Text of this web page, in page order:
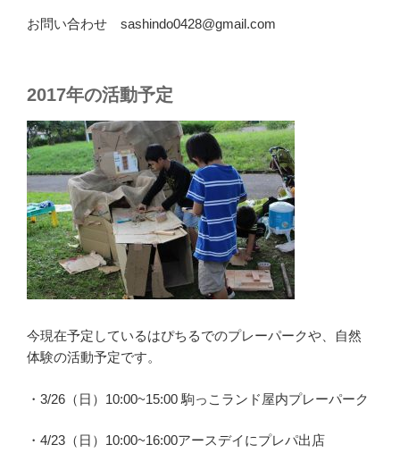
お問い合わせ sashindo0428@gmail.com
2017年の活動予定
今現在予定しているはぴちるでのプレーパークや、自然
体験の活動予定です。
・3/26（日）10:00~15:00 駒っこランド屋内プレーパーク
・4/23（日）10:00~16:00アースデイにプレパ出店